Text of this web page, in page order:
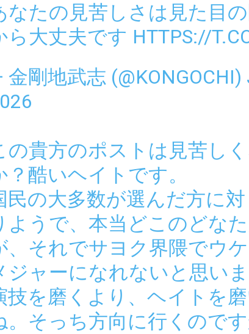
なたの見苦しさは見た目
ら大丈夫です HTTPS://
金剛地武志 (@KONGOCHI)
の貴方のポストは見苦し
？酷いヘイトです。
民の大多数が選んだ方に
ようで、本当どこのどな
、それでサヨク界隈でウケ
ジャーになれないと思いま
技を磨くより、ヘイトを
。そっち方向に行くのです